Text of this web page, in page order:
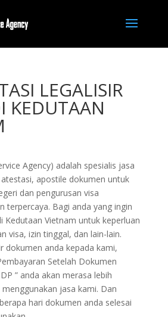
LEGALISIR
KEDUTAAN
Agency) adalah spesialis jasa
apostile dokumen untuk
dan pengurusan visa
terpercaya. Bagi anda yang ingin
Kedutaan Vietnam untuk keperluan
visa, izin tinggal, dan lain-lain.
dokumen anda kepada kami,
Setelah Dokumen
” anda akan merasa lebih
jasa kami. Dan
hari dokumen anda selesai